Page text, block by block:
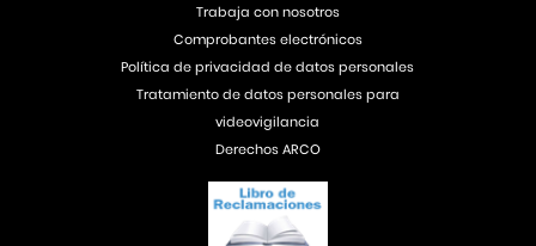
Trabaja con nosotros
Comprobantes electrónicos
Política de privacidad de datos personales
Tratamiento de datos personales para
videovigilancia
Derechos ARCO